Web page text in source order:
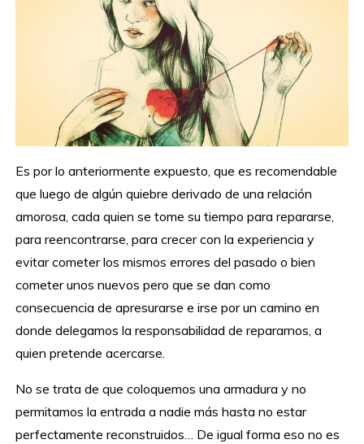
Es por lo anteriormente expuesto, que es recomendable
que luego de algún quiebre derivado de una relación
amorosa, cada quien se tome su tiempo para repararse,
para reencontrarse, para crecer con la experiencia y
evitar cometer los mismos errores del pasado o bien
cometer unos nuevos pero que se dan como
consecuencia de apresurarse e irse por un camino en
donde delegamos la responsabilidad de repararnos, a
quien pretende acercarse.
No se trata de que coloquemos una armadura y no
permitamos la entrada a nadie más hasta no estar
perfectamente reconstruidos… De igual forma eso no es